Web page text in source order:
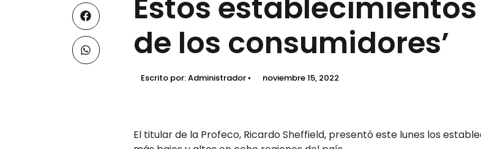
Estos
de los consumidores’
Escrito por:Administrador noviembre 15, 2022
El titular de la Profeco, Ricardo Sheffield, presentó este lunes los